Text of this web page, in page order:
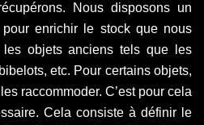
Nous disposons un
enrichir le stock que nous
les objets anciens tels que les
etc. Pour certains objets,
raccommoder. C’est pour cela
Cela consiste à définir le